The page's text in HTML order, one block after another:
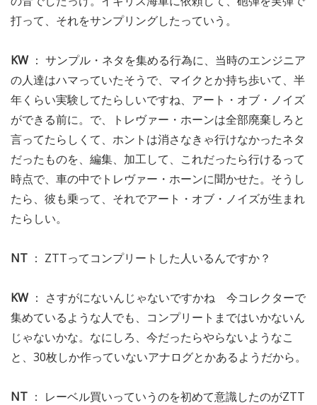
打って、それをサンプリングしたっていう。
KW： サンプル・ネタを集める行為に、当時のエンジニア
の人達はハマっていたそうで、マイクとか持ち歩いて、半
年くらい実験してたらしいですね、アート・オブ・ノイズ
ができる前に。で、トレヴァー・ホーンは全部廃棄しろと
言ってたらしくて、ホントは消さなきゃ行けなかったネタ
だったものを、編集、加工して、これだったら行けるって
時点で、車の中でトレヴァー・ホーンに聞かせた。そうし
たら、彼も乗って、それでアート・オブ・ノイズが生まれ
たらしい。
NT ： ZTTってコンプリートした人いるんですか？
KW： さすがにないんじゃないですかね 今コレクターで
集めているような人でも、コンプリートまではいかないん
じゃないかな。なにしろ、今だったらやらないようなこ
と、30枚しか作っていないアナログとかあるようだから。
NT ： レーベル買いっていうのを初めて意識したのがZTT